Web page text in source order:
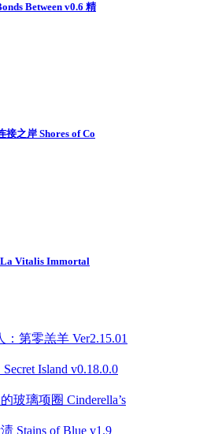
Between v0.6 精
接之岸 Shores of Co
Vitalis Immortal
第零羔羊 Ver2.15.01
Island v0.18.0.0
玻璃项圈 Cinderella’s
Stains of Blue v1.9